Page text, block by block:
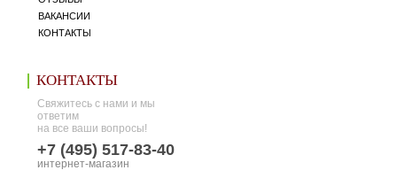
ВАКАНСИИ
КОНТАКТЫ
КОНТАКТЫ
Свяжитесь с нами и мы
ответим
на все ваши вопросы!
+7 (495) 517-83-40
интернет-магазин